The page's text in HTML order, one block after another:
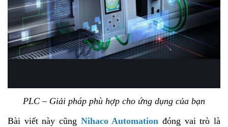
PLC – Giải pháp phù hợp cho ứng dụng của bạn
Bài viết này cũng Nihaco Automation đóng vai trò là